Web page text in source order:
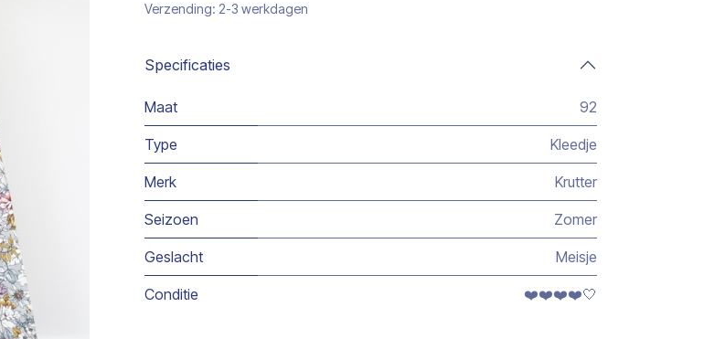
Verzending: 2-3 werkdagen
Specificaties
Maat 92
Type Kleedje
Merk Krutter
Seizoen Zomer
Geslacht Meisje
Conditie ❤️❤️❤️❤️🤍